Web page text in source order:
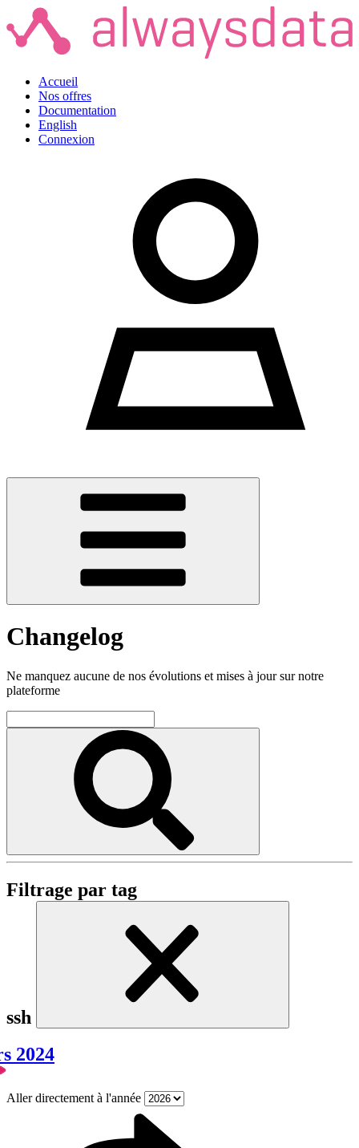
Accueil
Nos offres
Documentation
English
Connexion
Changelog
Ne manquez aucune de nos évolutions et mises à jour sur notre
plateforme
Filtrage par tag
ssh
2024
Aller directement à l'année